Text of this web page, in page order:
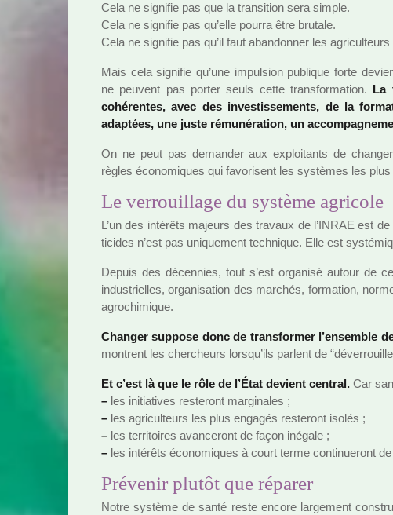
Cela ne signi­fie pas que la tran­si­tion sera simple.
Cela ne signi­fie pas qu’elle pourra être bru­tale.
Cela ne signi­fie pas qu’il faut aban­don­ner les
Mais cela signi­fie qu’une impul­sion publi­que forte
ne peu­vent pas porter seuls cette trans­for­ma­tion. La
cohé­ren­tes, avec des inves­tis­se­ments, de la
adap­tées, une juste rému­né­ra­tion, un
On ne peut pas deman­der aux exploi­tants de
règles économiques qui favo­ri­sent les sys­tè­mes les
Le verrouillage du système agricole
L’un des inté­rêts majeurs des tra­vaux de l’INRAE est
ti­ci­des n’est pas uni­que­ment tech­ni­que. Elle est
Depuis des décen­nies, tout s’est orga­nisé autour de
indus­triel­les, orga­ni­sa­tion des mar­chés, for­ma­tion,
agro­chi­mi­que.
Changer sup­pose donc de trans­for­mer l’ensem­ble
mon­trent les cher­cheurs lorsqu’ils par­lent de
Et c’est là que le rôle de l’État devient cen­tral. Car
– les ini­tia­ti­ves res­te­ront mar­gi­na­les ;
– les agri­culteurs les plus enga­gés res­te­ront isolés ;
– les ter­ri­toi­res avan­ce­ront de façon iné­gale ;
– les inté­rêts économiques à court terme conti­nue­ront
Prévenir plutôt que réparer
Notre sys­tème de santé reste encore lar­ge­ment